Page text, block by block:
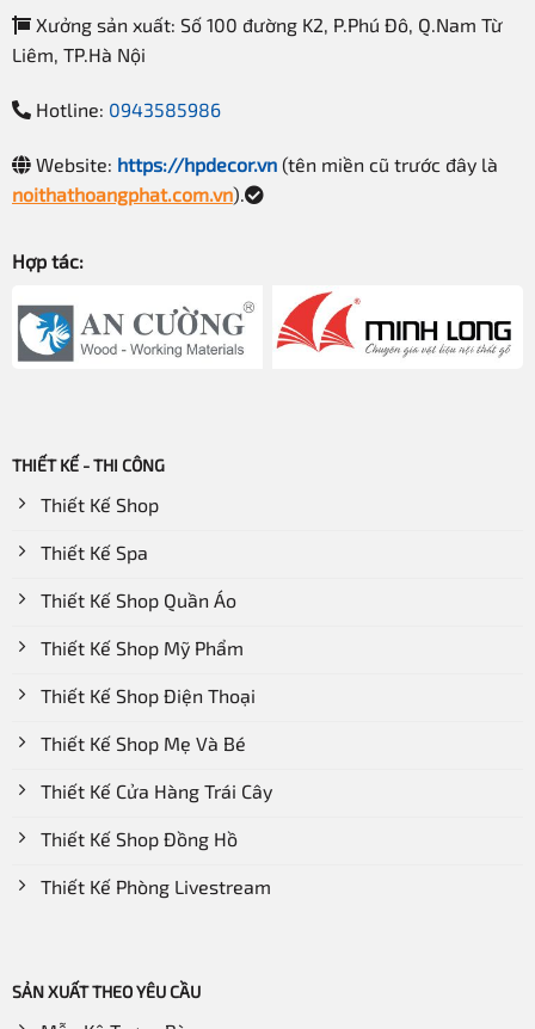
Xưởng sản xuất: Số 100 đường K2, P.Phú Đô, Q.Nam Từ
Liêm, TP.Hà Nội
Hotline: 0943585986
Website: https://hpdecor.vn(tên miền cũ trước đây là
noithathoangphat.com.vn).
Hợp tác:
THIẾT KẾ - THI CÔNG
Thiết Kế Shop
Thiết Kế Spa
Thiết Kế Shop Quần Áo
Thiết Kế Shop Mỹ Phẩm
Thiết Kế Shop Điện Thoại
Thiết Kế Shop Mẹ Và Bé
Thiết Kế Cửa Hàng Trái Cây
Thiết Kế Shop Đồng Hồ
Thiết Kế Phòng Livestream
SẢN XUẤT THEO YÊU CẦU